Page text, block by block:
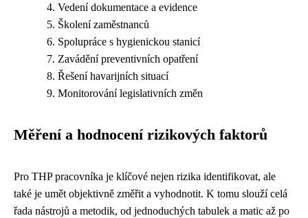
Vedení dokumentace a evidence
Školení zaměstnanců
Spolupráce s hygienickou stanicí
Zavádění preventivních opatření
Řešení havarijních situací
Monitorování legislativních změn
Měření a hodnocení rizikových faktorů
Pro THP pracovníka je klíčové nejen rizika identifikovat, ale
také je umět objektivně změřit a vyhodnotit. K tomu slouží celá
řada nástrojů a metodik, od jednoduchých tabulek a matic až po